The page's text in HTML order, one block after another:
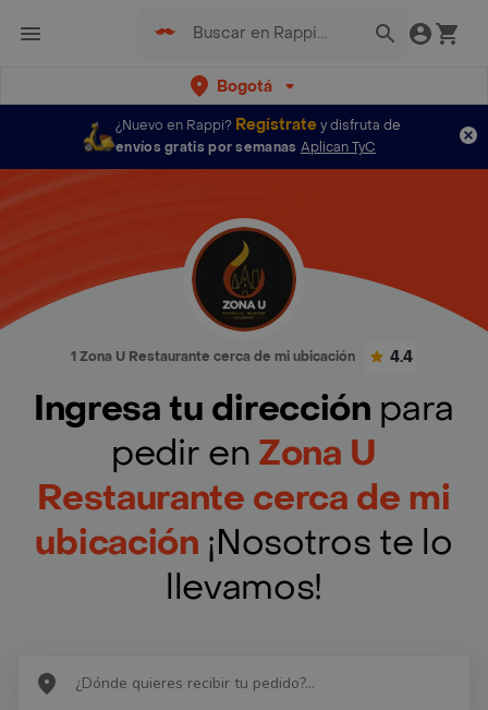
Bogotá
¿Nuevo en Rappi? Regístratey disfruta de
envíos gratis por semanas Aplican TyC
1 Zona U Restaurante cerca de mi ubicación 4.4
Ingresa tu dirección para
pedir en Zona U
Restaurante cerca de mi
ubicación ¡Nosotros te lo
llevamos!